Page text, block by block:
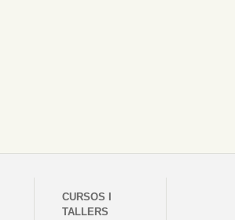
CURSOS I
TALLERS